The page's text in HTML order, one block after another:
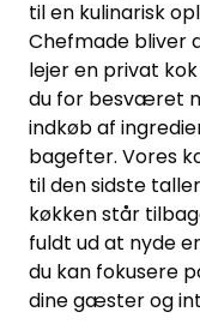
til en kulinarisk
Chefmade bliver
lejer en privat
du for besværet
indkøb af
bagefter. Vores
til den sidste
køkken står
fuldt ud at nyde
du kan fokusere
dine gæster og